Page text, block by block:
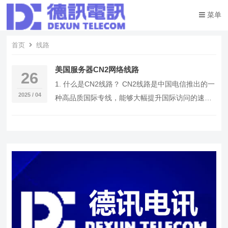
菜单
首页 线路
26
2025 / 04
美国服务器CN2网络线路
1. 什么是CN2线路？ CN2线路是中国电信推出的一
种高品质国际专线，能够大幅提升国际访问的速度